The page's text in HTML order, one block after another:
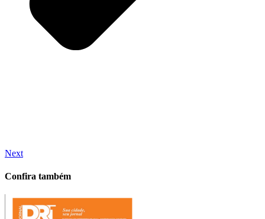
Next
Confira também